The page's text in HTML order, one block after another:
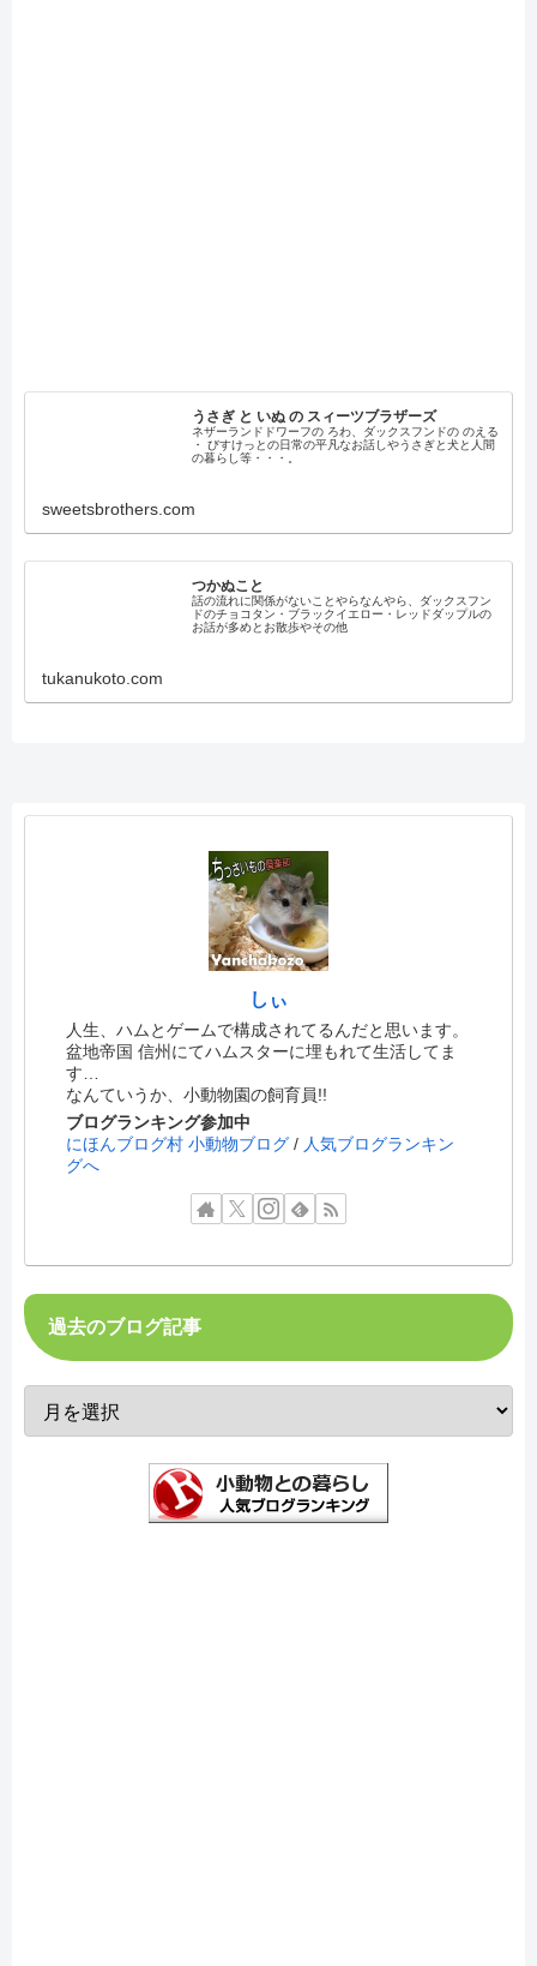
うさぎ と いぬ の スィーツブラザーズ
ネザーランドドワーフの ろわ、ダックスフンドの のえる
・ びすけっとの日常の平凡なお話しやうさぎと犬と人間
の暮らし等・・・。
sweetsbrothers.com
つかぬこと
話の流れに関係がないことやらなんやら、ダックスフン
ドのチョコタン・ブラックイエロー・レッドダップルの
お話が多めとお散歩やその他
tukanukoto.com
しぃ
人生、ハムとゲームで構成されてるんだと思います。
盆地帝国 信州にてハムスターに埋もれて生活してま
す…
なんていうか、小動物園の飼育員!!
ブログランキング参加中
にほんブログ村 小動物ブログ / 人気ブログランキン
グへ
過去のブログ記事